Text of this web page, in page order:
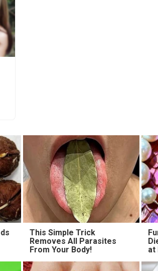
This Simple Trick
Removes All Parasites
From Your Body!
at